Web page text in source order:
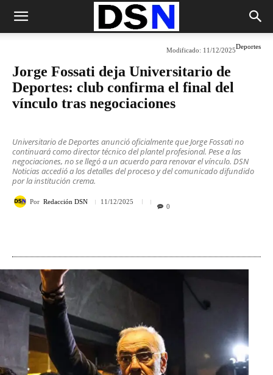
Deportes
Modificado: 11/12/2025
Jorge Fossati deja Universitario de
Deportes: club confirma el final del
vínculo tras negociaciones
Universitario de Deportes anunció oficialmente que Jorge Fossati no
continuará como director técnico del plantel profesional. Pese a las
negociaciones, no se llegó a un acuerdo para renovar el vínculo. DSN
Noticias accedió a los detalles del proceso y del comunicado difundido
por la institución crema.
Por Redacción DSN 11/12/2025
0